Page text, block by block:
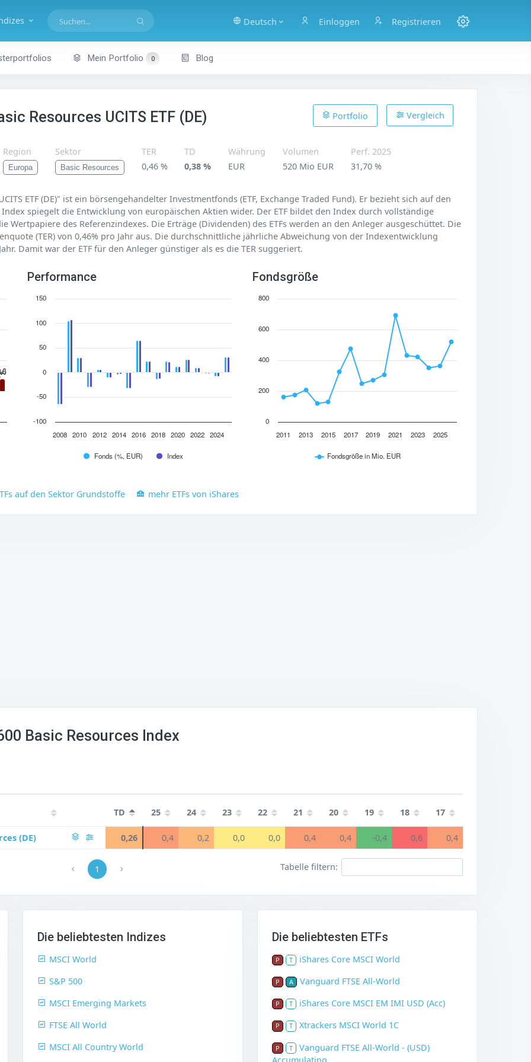
Deutsch Einloggen Registrieren
Mein Portfolio 0 Blog
Resources UCITS ETF (DE) Vergleich
Portfolio
Region
Europa
Sektor
Basic Resources
TER
0,46 %
TD
0,38 %
Währung
EUR
Volumen
520 Mio EUR
Perf. 2025
31,70 %
ETF (DE)" ist ein börsengehandelter Investmentfonds (ETF, Exchange Traded Fund). Er bezieht sich auf den
Index spiegelt die Entwicklung von europäischen Aktien wider. Der ETF bildet den Index durch vollständige
Wertpapiere des Referenzindexes. Die Erträge (Dividenden) des ETFs werden an den Anleger ausgeschüttet. Die
(TER) von 0,46% pro Jahr aus. Die durchschnittliche jährliche Abweichung von der Indexentwicklung
Damit war der ETF für den Anleger günstiger als es die TER suggeriert.
Performance
Fonds (%, EUR) Index
2008 2010 2012 2014 2016 2018 2020 2022 2024
-100
-50
0
50
100
150
Fondsgröße
Fondsgröße in Mio. EUR
2011 2013 2015 2017 2019 2021 2023 2025
0
200
400
600
800
auf den Sektor Grundstoffe mehr ETFs von iShares
Basic Resources Index
TD 25 24 23 22 21 20 19 18 17
(DE) 0,26 0,4 0,2 0,0 0,0 0,4 0,4 -0,4 0,6 0,4
Tabelle filtern:
1
Die beliebtesten Indizes
MSCI World
S&P 500
MSCI Emerging Markets
FTSE All World
MSCI All Country World
Die beliebtesten ETFs
P T iShares Core MSCI World
P A Vanguard FTSE All-World
P T iShares Core MSCI EM IMI USD (Acc)
P T Xtrackers MSCI World 1C
P T
Vanguard FTSE All-World - (USD)
Accumulating